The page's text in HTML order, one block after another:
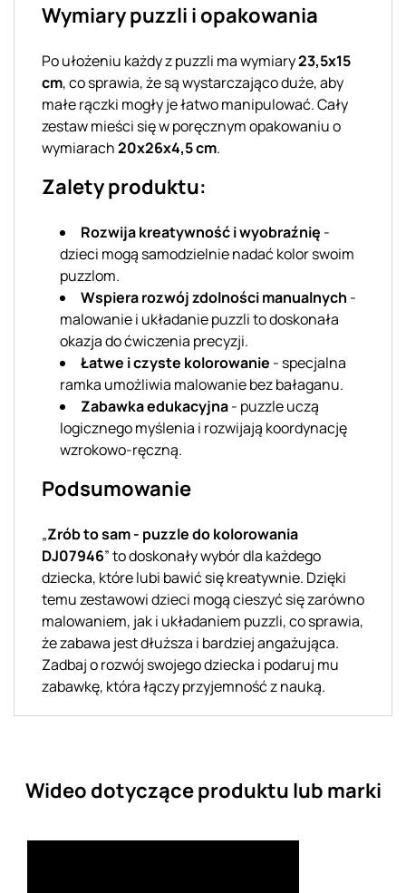
Wymiary puzzli i opakowania
Po ułożeniu każdy z puzzli ma wymiary23,5x15
cm, co sprawia, że są wystarczająco duże, aby
małe rączki mogły je łatwo manipulować. Cały
zestaw mieści się w poręcznym opakowaniu o
wymiarach20x26x4,5 cm.
Zalety produktu:
Rozwija kreatywność i wyobraźnię -
dzieci mogą samodzielnie nadać kolor swoim
puzzlom.
Wspiera rozwój zdolności manualnych -
malowanie i układanie puzzli to doskonała
okazja do ćwiczenia precyzji.
Łatwe i czyste kolorowanie - specjalna
ramka umożliwia malowanie bez bałaganu.
Zabawka edukacyjna- puzzle uczą
logicznego myślenia i rozwijają koordynację
wzrokowo-ręczną.
Podsumowanie
„Zrób to sam - puzzle do kolorowania
DJ07946” to doskonały wybór dla każdego
dziecka, które lubi bawić się kreatywnie. Dzięki
temu zestawowi dzieci mogą cieszyć się zarówno
malowaniem, jak i układaniem puzzli, co sprawia,
że zabawa jest dłuższa i bardziej angażująca.
Zadbaj o rozwój swojego dziecka i podaruj mu
zabawkę, która łączy przyjemność z nauką.
Wideo dotyczące produktu lub marki